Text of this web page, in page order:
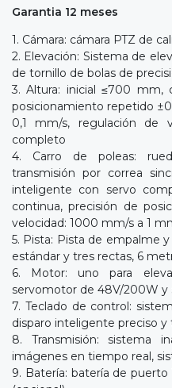
Garantia 12 meses
1. Cámara: cámara PTZ de
2. Elevación: Sistema de
de tornillo de bolas de
3. Altura: inicial ≤700 mm,
posicionamiento repetido
0,1 mm/s, regulación de
completo
4. Carro de poleas:
transmisión por correa
inteligente con servo
continua, precisión de
velocidad: 1000 mm/s a 1
5. Pista: Pista de empalme
estándar y tres rectas, 6
6. Motor: uno para
servomotor de 48V/200W
7. Teclado de control:
disparo inteligente preciso
8. Transmisión: sistema
imágenes en tiempo real,
9. Batería: batería de